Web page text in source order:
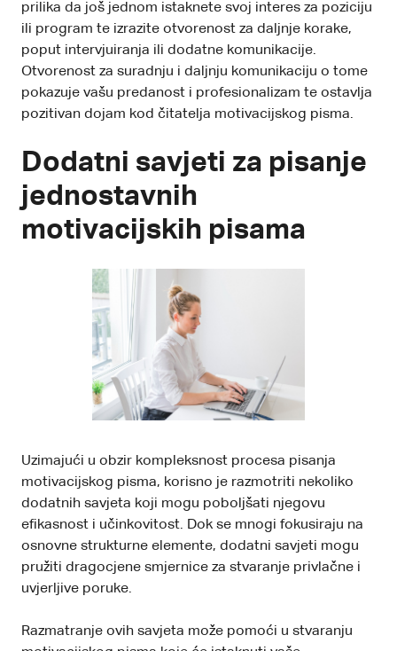
prilika da još jednom istaknete svoj interes za poziciju
ili program te izrazite otvorenost za daljnje korake,
poput intervjuiranja ili dodatne komunikacije.
Otvorenost za suradnju i daljnju komunikaciju o tome
pokazuje vašu predanost i profesionalizam te ostavlja
pozitivan dojam kod čitatelja motivacijskog pisma.
Dodatni savjeti za pisanje
jednostavnih
motivacijskih pisama
Uzimajući u obzir kompleksnost procesa pisanja
motivacijskog pisma, korisno je razmotriti nekoliko
dodatnih savjeta koji mogu poboljšati njegovu
efikasnost i učinkovitost. Dok se mnogi fokusiraju na
osnovne strukturne elemente, dodatni savjeti mogu
pružiti dragocjene smjernice za stvaranje privlačne i
uvjerljive poruke.
Razmatranje ovih savjeta može pomoći u stvaranju